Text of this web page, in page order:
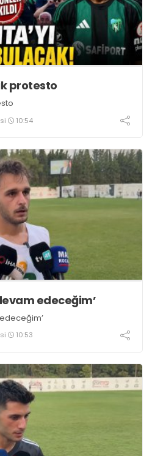
protesto
10:54
edeceğim’
10:53